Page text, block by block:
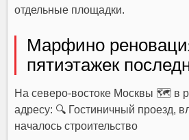
отдельные площадки.
Марфино
пятиэтажек
На северо-востоке Москвы 🗺 в
адресу: 🔍 Гостиничный проезд,
началось строительство